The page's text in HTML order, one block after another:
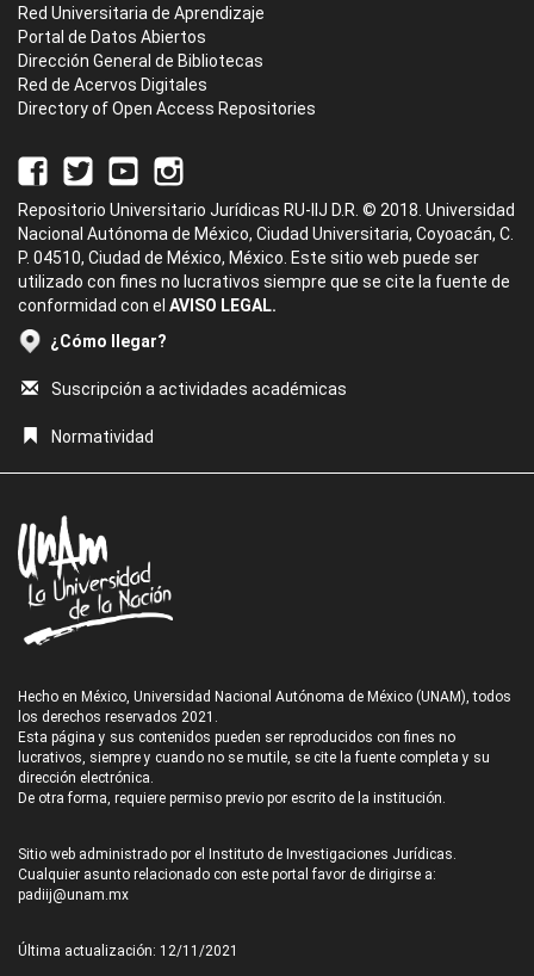
Red Universitaria de Aprendizaje
Portal de Datos Abiertos
Dirección General de Bibliotecas
Red de Acervos Digitales
Directory of Open Access Repositories
Repositorio Universitario Jurídicas RU-IIJ D.R. © 2018. Universidad
Nacional Autónoma de México, Ciudad Universitaria, Coyoacán, C.
P. 04510, Ciudad de México, México. Este sitio web puede ser
utilizado con fines no lucrativos siempre que se cite la fuente de
conformidad con el AVISO LEGAL.
¿Cómo llegar?
Suscripción a actividades académicas
Normatividad
Hecho en México, Universidad Nacional Autónoma de México (UNAM), todos
los derechos reservados 2021.
Esta página y sus contenidos pueden ser reproducidos con fines no
lucrativos, siempre y cuando no se mutile, se cite la fuente completa y su
dirección electrónica.
De otra forma, requiere permiso previo por escrito de la institución.
Sitio web administrado por el Instituto de Investigaciones Jurídicas.
Cualquier asunto relacionado con este portal favor de dirigirse a:
padiij@unam.mx
Última actualización: 12/11/2021